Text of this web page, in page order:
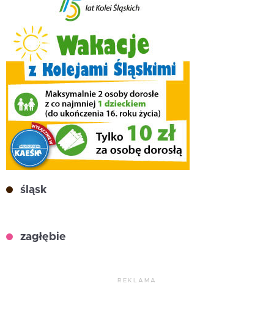
śląsk
zagłębie
REKLAMA